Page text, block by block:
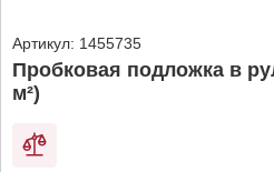
Артикул: 1455735
Пробковая подложка в
м²)